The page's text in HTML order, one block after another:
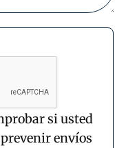
si usted
envíos